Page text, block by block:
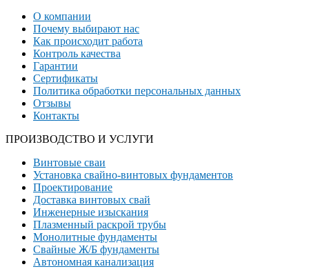
О компании
Почему выбирают нас
Как происходит работа
Контроль качества
Гарантии
Сертификаты
Политика обработки персональных данных
Отзывы
Контакты
ПРОИЗВОДСТВО И УСЛУГИ
Винтовые сваи
Установка свайно-винтовых фундаментов
Проектирование
Доставка винтовых свай
Инженерные изыскания
Плазменный раскрой трубы
Монолитные фундаменты
Свайные Ж/Б фундаменты
Автономная канализация